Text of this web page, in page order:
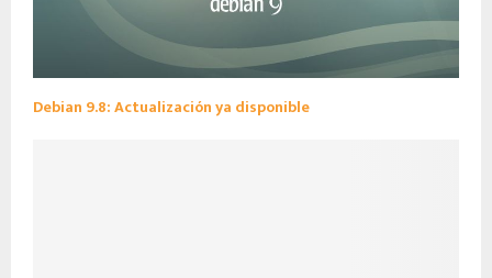
Debian 9.8: Actualización ya disponible